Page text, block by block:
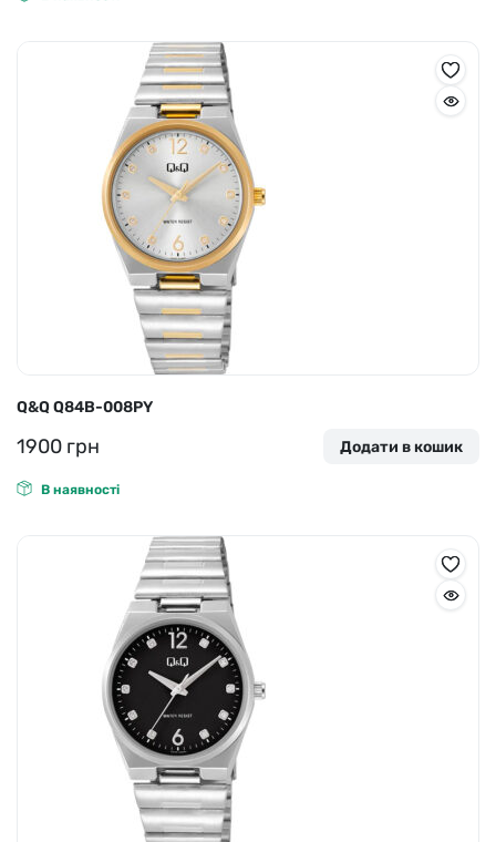
Q&Q Q84B-008PY
1900 грн Додати в кошик
В наявності